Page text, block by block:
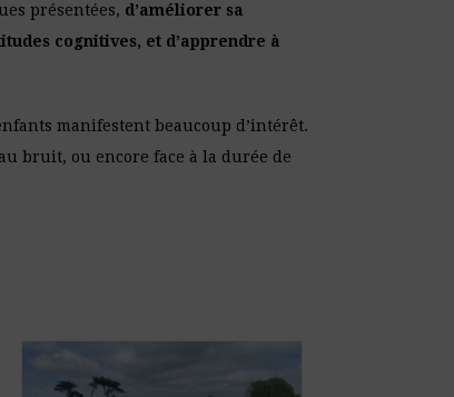
présentées, d’améliorer sa
cognitives, et d’apprendre à
manifestent beaucoup d’intérêt.
bruit, ou encore face à la durée de